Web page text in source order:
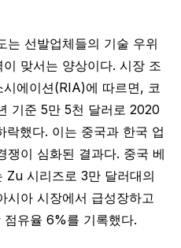
는 선발업체들의 기술 우위
맞서는 양상이다. 시장 조
에이션(RIA)에 따르면, 코
기준 5만 5천 달러로 2020
했다. 이는 중국과 한국 업
쟁이 심화된 결과다. 중국 베
시리즈로 3만 달러대의
시아 시장에서 급성장하고
유율 6%를 기록했다.